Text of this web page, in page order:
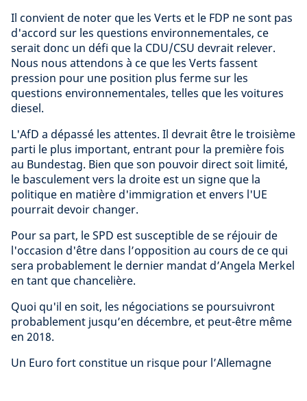
Il convient de noter que les Verts et le FDP ne sont pas
d'accord sur les questions environnementales, ce
serait donc un défi que la CDU/CSU devrait relever.
Nous nous attendons à ce que les Verts fassent
pression pour une position plus ferme sur les
questions environnementales, telles que les voitures
diesel.
L'AfD a dépassé les attentes. Il devrait être le troisième
parti le plus important, entrant pour la première fois
au Bundestag. Bien que son pouvoir direct soit limité,
le basculement vers la droite est un signe que la
politique en matière d'immigration et envers l'UE
pourrait devoir changer.
Pour sa part, le SPD est susceptible de se réjouir de
l'occasion d'être dans l’opposition au cours de ce qui
sera probablement le dernier mandat d’Angela Merkel
en tant que chancelière.
Quoi qu'il en soit, les négociations se poursuivront
probablement jusqu’en décembre, et peut-être même
en 2018.
Un Euro fort constitue un risque pour l’Allemagne